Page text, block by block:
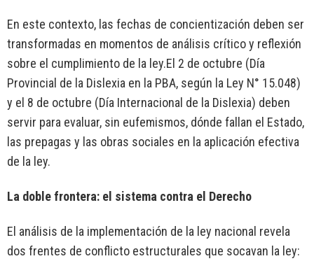
En este contexto, las fechas de concientización deben ser
transformadas en momentos de análisis crítico y reflexión
sobre el cumplimiento de la ley.El 2 de octubre (Día
Provincial de la Dislexia en la PBA, según la Ley N° 15.048)
y el 8 de octubre (Día Internacional de la Dislexia) deben
servir para evaluar, sin eufemismos, dónde fallan el Estado,
las prepagas y las obras sociales en la aplicación efectiva
de la ley.
La doble frontera: el sistema contra el Derecho
El análisis de la implementación de la ley nacional revela
dos frentes de conflicto estructurales que socavan la ley: